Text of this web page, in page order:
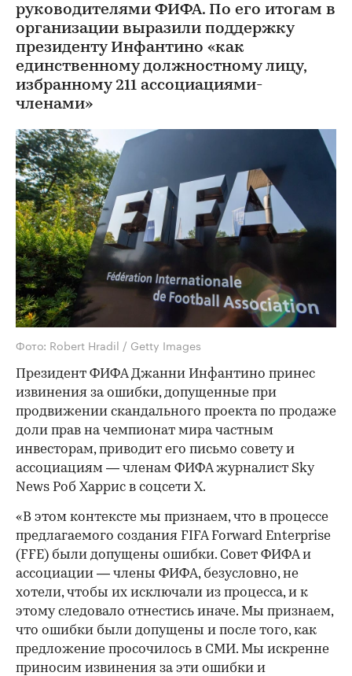
руководителями ФИФА. По его итогам в
организации выразили поддержку
президенту Инфантино «как
единственному должностному лицу,
избранному 211 ассоциациями-
членами»
Фото: Robert Hradil / Getty Images
Президент ФИФА Джанни Инфантино принес
извинения за ошибки, допущенные при
продвижении скандального проекта по продаже
доли прав на чемпионат мира частным
инвесторам, приводит его письмо совету и
ассоциациям — членам ФИФА журналист Sky
News Роб Харрис в соцсети Х.
«В этом контексте мы признаем, что в процессе
предлагаемого создания FIFA Forward Enterprise
(FFE) были допущены ошибки. Совет ФИФА и
ассоциации — члены ФИФА, безусловно, не
хотели, чтобы их исключали из процесса, и к
этому следовало отнестись иначе. Мы признаем,
что ошибки были допущены и после того, как
предложение просочилось в СМИ. Мы искренне
приносим извинения за эти ошибки и